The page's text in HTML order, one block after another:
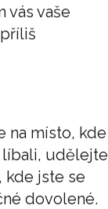
vás vaše
na místo, kde
líbali, udělejte
kde jste se
dovolené.